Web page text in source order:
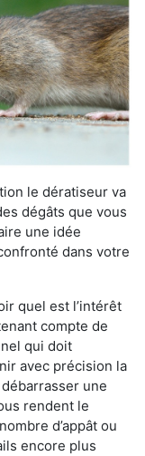
le dératiseur va
dégâts que vous
une idée
dans votre
quel est l’intérêt
compte de
qui doit
avec précision la
une
rendent le
d’appât ou
encore plus